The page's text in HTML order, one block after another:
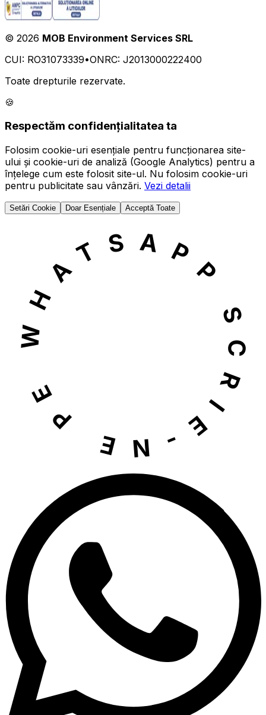
© 2026 MOB Environment Services SRL
CUI: RO31073339•ONRC: J2013000222400
Toate drepturile rezervate.
🍪
Respectăm confidențialitatea ta
Folosim cookie-uri esențiale pentru funcționarea site-
ului și cookie-uri de analiză (Google Analytics) pentru a
înțelege cum este folosit site-ul. Nu folosim cookie-uri
pentru publicitate sau vânzări. Vezi detalii
Setări Cookie Doar Esențiale Acceptă Toate
NE PE